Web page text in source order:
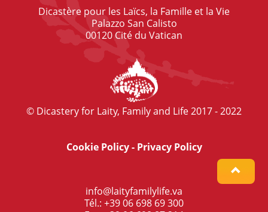
Dicastère pour les Laïcs, la Famille et la Vie
Palazzo San Calisto
00120 Cité du Vatican
© Dicastery for Laity, Family and Life 2017 - 2022
Cookie Policy- Privacy Policy
info@laityfamilylife.va
Tél.: +39 06 698 69 300